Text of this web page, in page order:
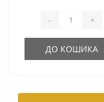
- +
ДО КОШИКА